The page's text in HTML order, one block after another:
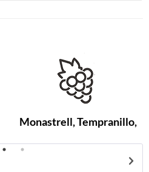
Monastrell, Tempranillo,